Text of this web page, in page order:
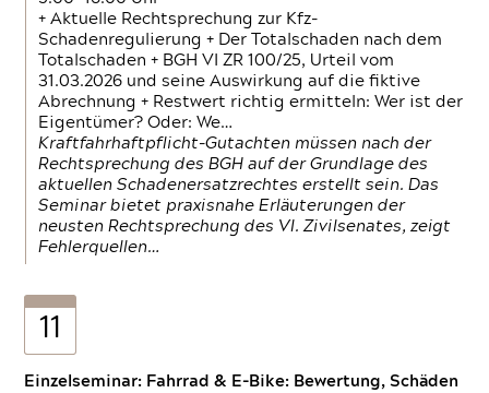
+ Aktuelle Rechtsprechung zur Kfz-
Schadenregulierung + Der Totalschaden nach dem
Totalschaden + BGH VI ZR 100/25, Urteil vom
31.03.2026 und seine Auswirkung auf die fiktive
Abrechnung + Restwert richtig ermitteln: Wer ist der
Eigentümer? Oder: We…
Kraftfahrhaftpflicht-Gutachten müssen nach der
Rechtsprechung des BGH auf der Grundlage des
aktuellen Schadenersatzrechtes erstellt sein. Das
Seminar bietet praxisnahe Erläuterungen der
neusten Rechtsprechung des VI. Zivilsenates, zeigt
Fehlerquellen…
11
Einzelseminar: Fahrrad & E-Bike: Bewertung, Schäden